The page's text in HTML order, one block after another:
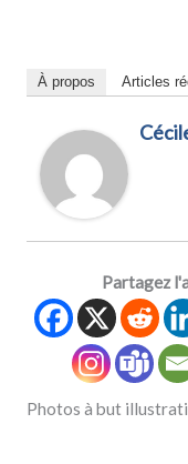
À propos Articles
Partagez
Photos à but